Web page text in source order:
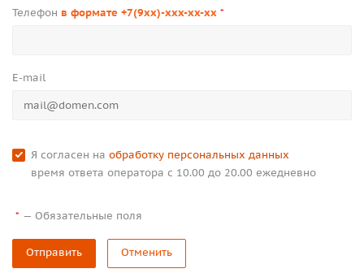
Телефон в формате +7(9xx)-xxx-xx-xx *
E-mail
Я согласен на обработку персональных данных
время ответа оператора с 10.00 до 20.00 ежедневно
* — Обязательные поля
Отправить Отменить